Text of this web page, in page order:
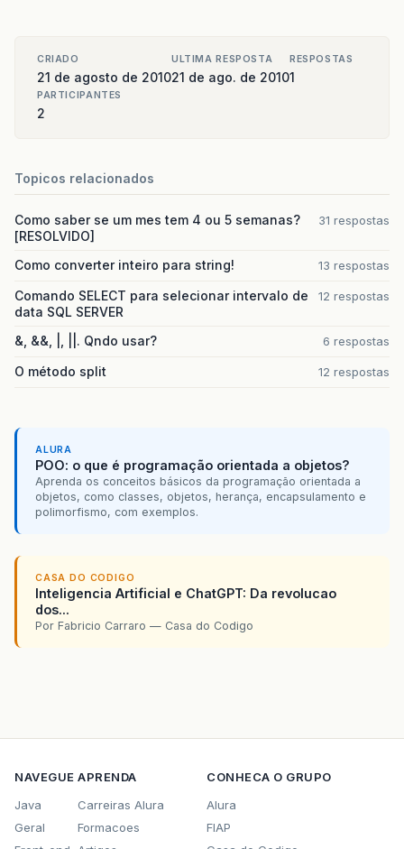
CRIADO
21 de agosto de 2010
ULTIMA RESPOSTA
21 de ago. de 2010
RESPOSTAS
1
PARTICIPANTES
2
Topicos relacionados
Como saber se um mes tem 4 ou 5 semanas?
[RESOLVIDO]
31 respostas
Como converter inteiro para string! 13 respostas
Comando SELECT para selecionar intervalo de
data SQL SERVER
12 respostas
&, &&, |, ||. Qndo usar? 6 respostas
O método split 12 respostas
ALURA
POO: o que é programação orientada a objetos?
Aprenda os conceitos básicos da programação orientada a
objetos, como classes, objetos, herança, encapsulamento e
polimorfismo, com exemplos.
CASA DO CODIGO
Inteligencia Artificial e ChatGPT: Da revolucao
dos...
Por Fabricio Carraro — Casa do Codigo
NAVEGUE
Java
Geral
APRENDA
Carreiras Alura
Formacoes
CONHECA O GRUPO
Alura
FIAP